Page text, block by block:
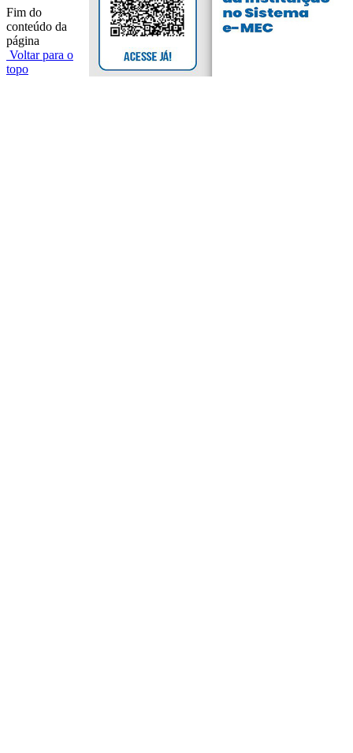
Fim do
conteúdo da
página
Voltar para o
topo